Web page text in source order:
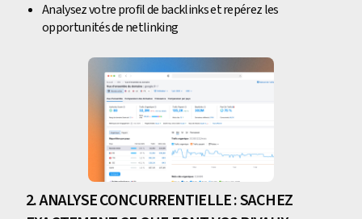
Analysez votre profil de backlinks et repérez les
opportunités de netlinking
2. ANALYSE CONCURRENTIELLE : SACHEZ